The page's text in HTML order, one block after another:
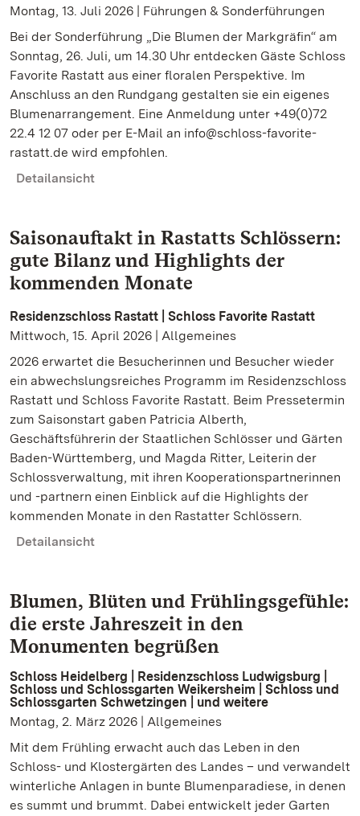
Montag, 13. Juli 2026 | Führungen & Sonderführungen
Bei der Sonderführung „Die Blumen der Markgräfin“ am
Sonntag, 26. Juli, um 14.30 Uhr entdecken Gäste Schloss
Favorite Rastatt aus einer floralen Perspektive. Im
Anschluss an den Rundgang gestalten sie ein eigenes
Blumenarrangement. Eine Anmeldung unter +49(0)72
22.4 12 07 oder per E-Mail an info@schloss-favorite-
rastatt.de wird empfohlen.
Detailansicht
Saisonauftakt in Rastatts Schlössern:
gute Bilanz und Highlights der
kommenden Monate
Residenzschloss Rastatt | Schloss Favorite Rastatt
Mittwoch, 15. April 2026 | Allgemeines
2026 erwartet die Besucherinnen und Besucher wieder
ein abwechslungsreiches Programm im Residenzschloss
Rastatt und Schloss Favorite Rastatt. Beim Pressetermin
zum Saisonstart gaben Patricia Alberth,
Geschäftsführerin der Staatlichen Schlösser und Gärten
Baden-Württemberg, und Magda Ritter, Leiterin der
Schlossverwaltung, mit ihren Kooperationspartnerinnen
und -partnern einen Einblick auf die Highlights der
kommenden Monate in den Rastatter Schlössern.
Detailansicht
Blumen, Blüten und Frühlingsgefühle:
die erste Jahreszeit in den
Monumenten begrüßen
Schloss Heidelberg | Residenzschloss Ludwigsburg |
Schloss und Schlossgarten Weikersheim | Schloss und
Schlossgarten Schwetzingen | und weitere
Montag, 2. März 2026 | Allgemeines
Mit dem Frühling erwacht auch das Leben in den
Schloss- und Klostergärten des Landes – und verwandelt
winterliche Anlagen in bunte Blumenparadiese, in denen
es summt und brummt. Dabei entwickelt jeder Garten